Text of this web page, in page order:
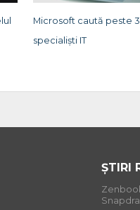
Microsoft caută peste
specialiști IT
ȘTIRI